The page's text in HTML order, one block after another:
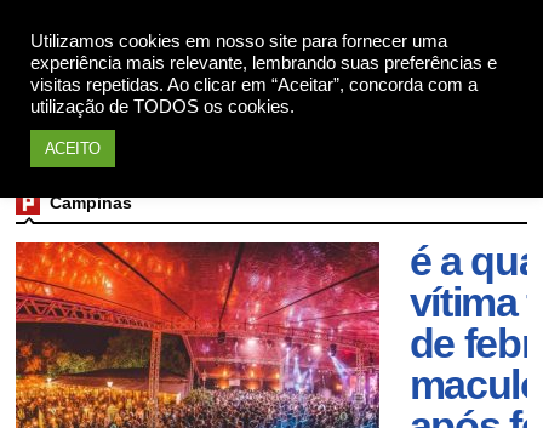
Utilizamos cookies em nosso site para fornecer uma
experiência mais relevante, lembrando suas preferências e
visitas repetidas. Ao clicar em “Aceitar”, concorda com a
utilização de TODOS os cookies.
ACEITO
Campinas
é a
vítima
de